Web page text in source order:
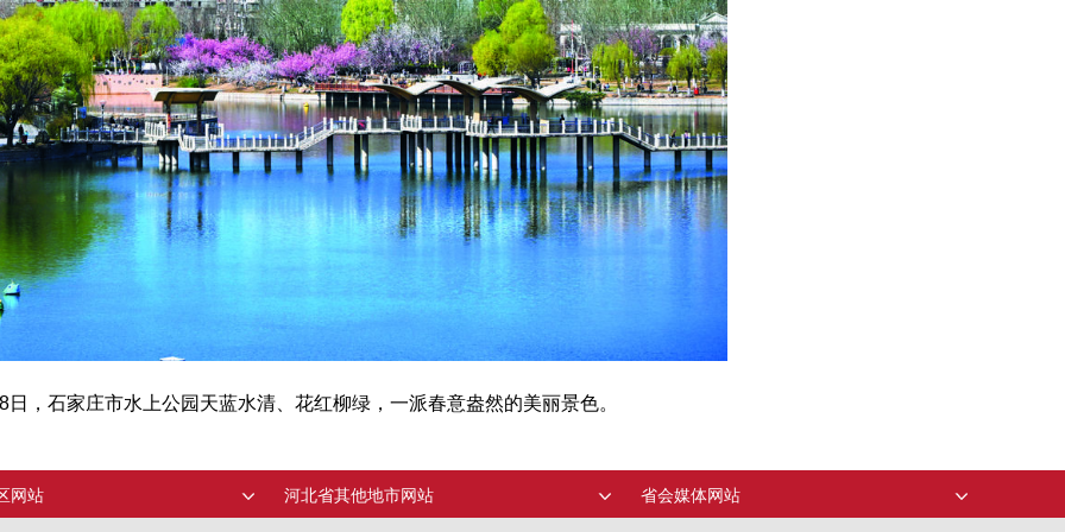
日，石家庄市水上公园天蓝水清、花红柳绿，一派春意盎然的美丽景色。